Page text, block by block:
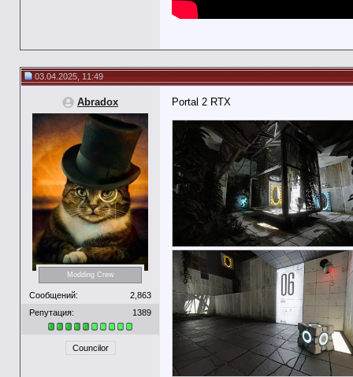
03.04.2025, 11:49
Abradox
Modding Crew
Сообщений:
2,863
Репутация:
1389
Councilor
Portal 2 RTX